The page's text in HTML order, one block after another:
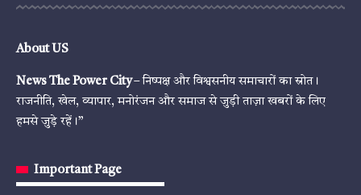
About US
News The Power City– निष्पक्ष और विश्वसनीय समाचारों का स्रोत।
राजनीति, खेल, व्यापार, मनोरंजन और समाज से जुड़ी ताज़ा खबरों के लिए
हमसे जुड़े रहें।”
Important Page